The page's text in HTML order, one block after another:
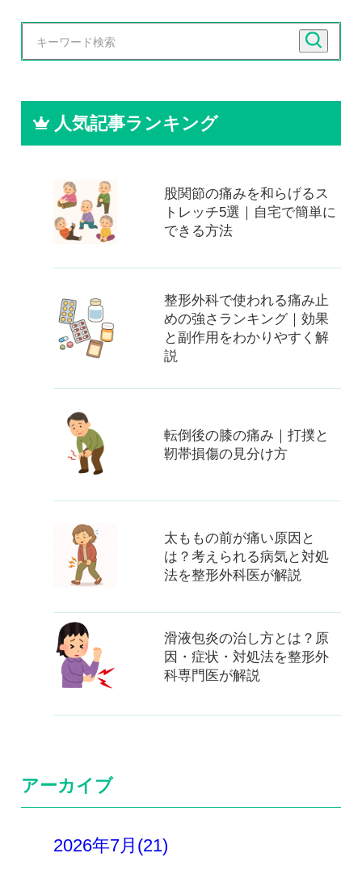
人気記事ランキング
股関節の痛みを和らげるス
トレッチ5選｜自宅で簡単に
できる方法
整形外科で使われる痛み止
めの強さランキング｜効果
と副作用をわかりやすく解
説
転倒後の膝の痛み｜打撲と
靭帯損傷の見分け方
太ももの前が痛い原因と
は？考えられる病気と対処
法を整形外科医が解説
滑液包炎の治し方とは？原
因・症状・対処法を整形外
科専門医が解説
アーカイブ
2026年7月(21)